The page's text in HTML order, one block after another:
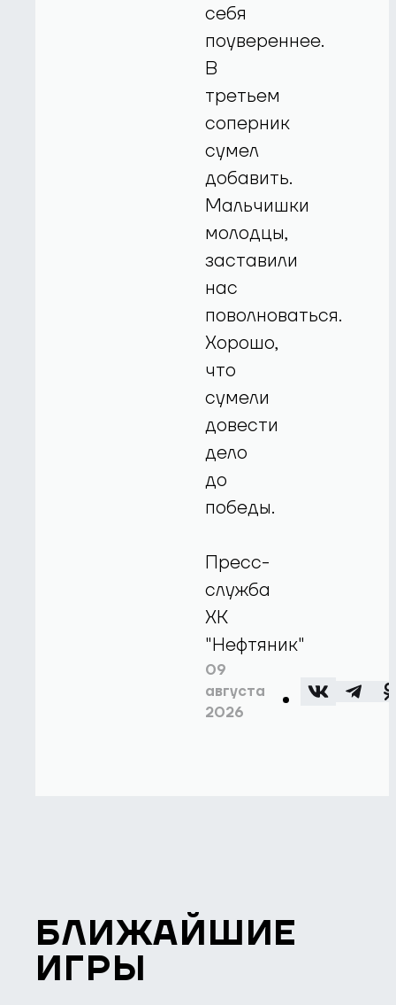
себя
поувереннее.
В
третьем
соперник
сумел
добавить.
Мальчишки
молодцы,
заставили
нас
поволноваться.
Хорошо,
что
сумели
довести
дело
до
победы.
Пресс-
служба
ХК
"Нефтяник"
09
августа
2026
БЛИЖАЙШИЕ
ИГРЫ